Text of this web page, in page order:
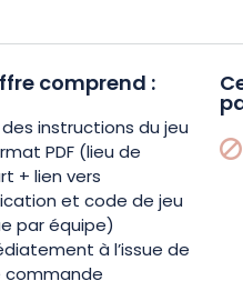
cela se passe-t-il ? Dès
enverrons les instructions
l’application et un code
qu’à jouer au moment de
conçu pour durer environ 2
de 1 à 6 personnes. Il
comprend :
des instructions du jeu
PDF (lieu de
+ lien vers
et code de jeu
par équipe)
à l’issue de